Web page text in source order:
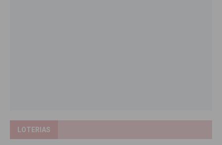
LOTERIAS